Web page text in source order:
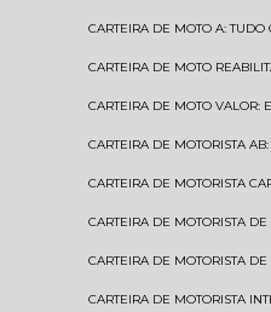
CARTEIRA DE MOTO A:
CARTEIRA DE MOTO
CARTEIRA DE MOTO
CARTEIRA DE MOTORISTA
CARTEIRA DE MOTORISTA
CARTEIRA DE MOTORISTA
CARTEIRA DE MOTORISTA
CARTEIRA DE MOTORISTA